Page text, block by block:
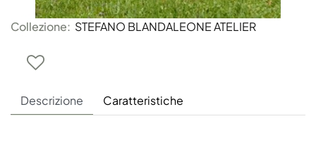
Collezione: STEFANO BLANDALEONE ATELIER
Descrizione Caratteristiche